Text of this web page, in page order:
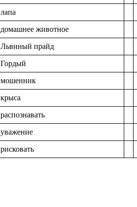
лапа
домашнее животное
Львиный прайд
Гордый
мошенник
крыса
распознавать
уважение
рисковать